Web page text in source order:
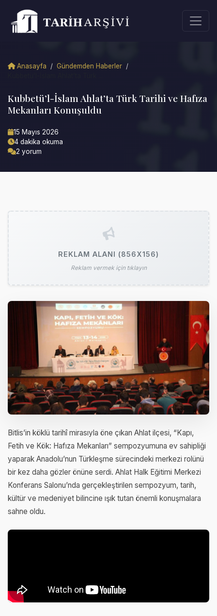
Anasayfa / Gündemden Haberler /
Kubbetü’l-İslam Ahlat’ta Türk Tarihi ve Hafıza
Mekanları Konuşuldu
15 Mayıs 2026
4 dakika okuma
2 yorum
REKLAM ALANI (856X156)
Reklam vermek için tıklayın
Bitlis’in köklü tarihî mirasıyla öne çıkan Ahlat ilçesi, “Kapı,
Fetih ve Kök: Hafıza Mekanları” sempozyumuna ev sahipliği
yaparak Anadolu’nun Türkleşme sürecindeki merkezi rolünü
bir kez daha gözler önüne serdi. Ahlat Halk Eğitimi Merkezi
Konferans Salonu’nda gerçekleştirilen sempozyum, tarih,
kültür ve medeniyet bilincine ışık tutan önemli konuşmalara
sahne oldu.